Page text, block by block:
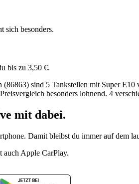
sich besonders.
bis zu 3,50 €.
sind 5 Tankstellen mit Super
besonders lohnend. 4
mit dabei.
Damit bleibst du immer auf dem
auch Apple CarPlay.